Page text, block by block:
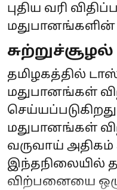
புதிய வரி
மதுபானங்களின்
சுற்றுச்சூழல்
தமிழகத்தில்
மதுபானங்கள்
மதுபானங்கள்
வருவாய் அதிகம்
இந்தநிலையில்
விற்பனையை